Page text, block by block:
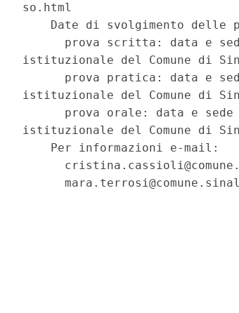
so.html
Date di svolgimento delle
prova scritta: data e
istituzionale del Comune di
prova pratica: data e
istituzionale del Comune di
prova orale: data e
istituzionale del Comune di
    Per informazioni e-mail: